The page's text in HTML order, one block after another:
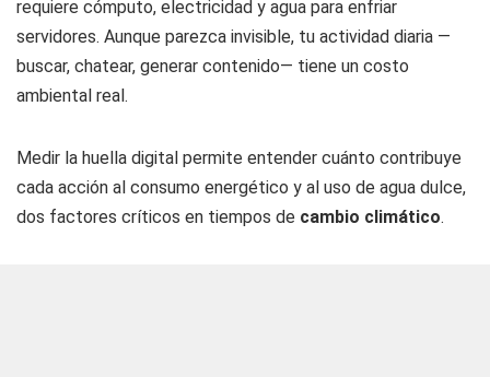
requiere cómputo, electricidad y agua para enfriar
servidores. Aunque parezca invisible, tu actividad diaria —
buscar, chatear, generar contenido— tiene un costo
ambiental real.
Medir la huella digital permite entender cuánto contribuye
cada acción al consumo energético y al uso de agua dulce,
dos factores críticos en tiempos de cambio climático.